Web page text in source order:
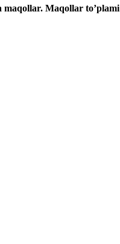
Maqollar to’plami